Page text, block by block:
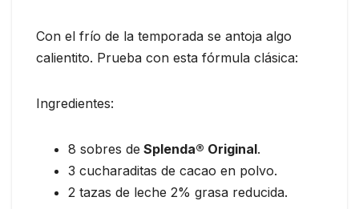
Con el frío de la temporada se antoja algo
calientito. Prueba con esta fórmula clásica:
Ingredientes:
8 sobres de Splenda® Original.
3 cucharaditas de cacao en polvo.
2 tazas de leche 2% grasa reducida.